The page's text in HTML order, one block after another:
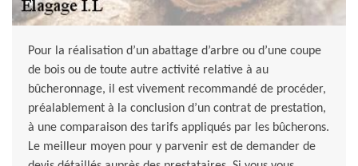
Pour la réalisation d’un abattage d’arbre ou d’une coupe
de bois ou de toute autre activité relative à au
bûcheronnage, il est vivement recommandé de procéder,
préalablement à la conclusion d’un contrat de prestation,
à une comparaison des tarifs appliqués par les bûcherons.
Le meilleur moyen pour y parvenir est de demander de